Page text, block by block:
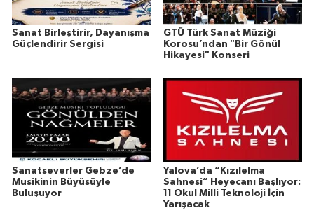
Sanat Birleştirir, Dayanışma
Güçlendirir Sergisi
GTÜ Türk Sanat Müziği
Korosu’ndan "Bir Gönül
Hikayesi" Konseri
Sanatseverler Gebze’de
Musikinin Büyüsüyle
Buluşuyor
Yalova’da “Kızılelma
Sahnesi” Heyecanı Başlıyor:
11 Okul Milli Teknoloji İçin
Yarışacak